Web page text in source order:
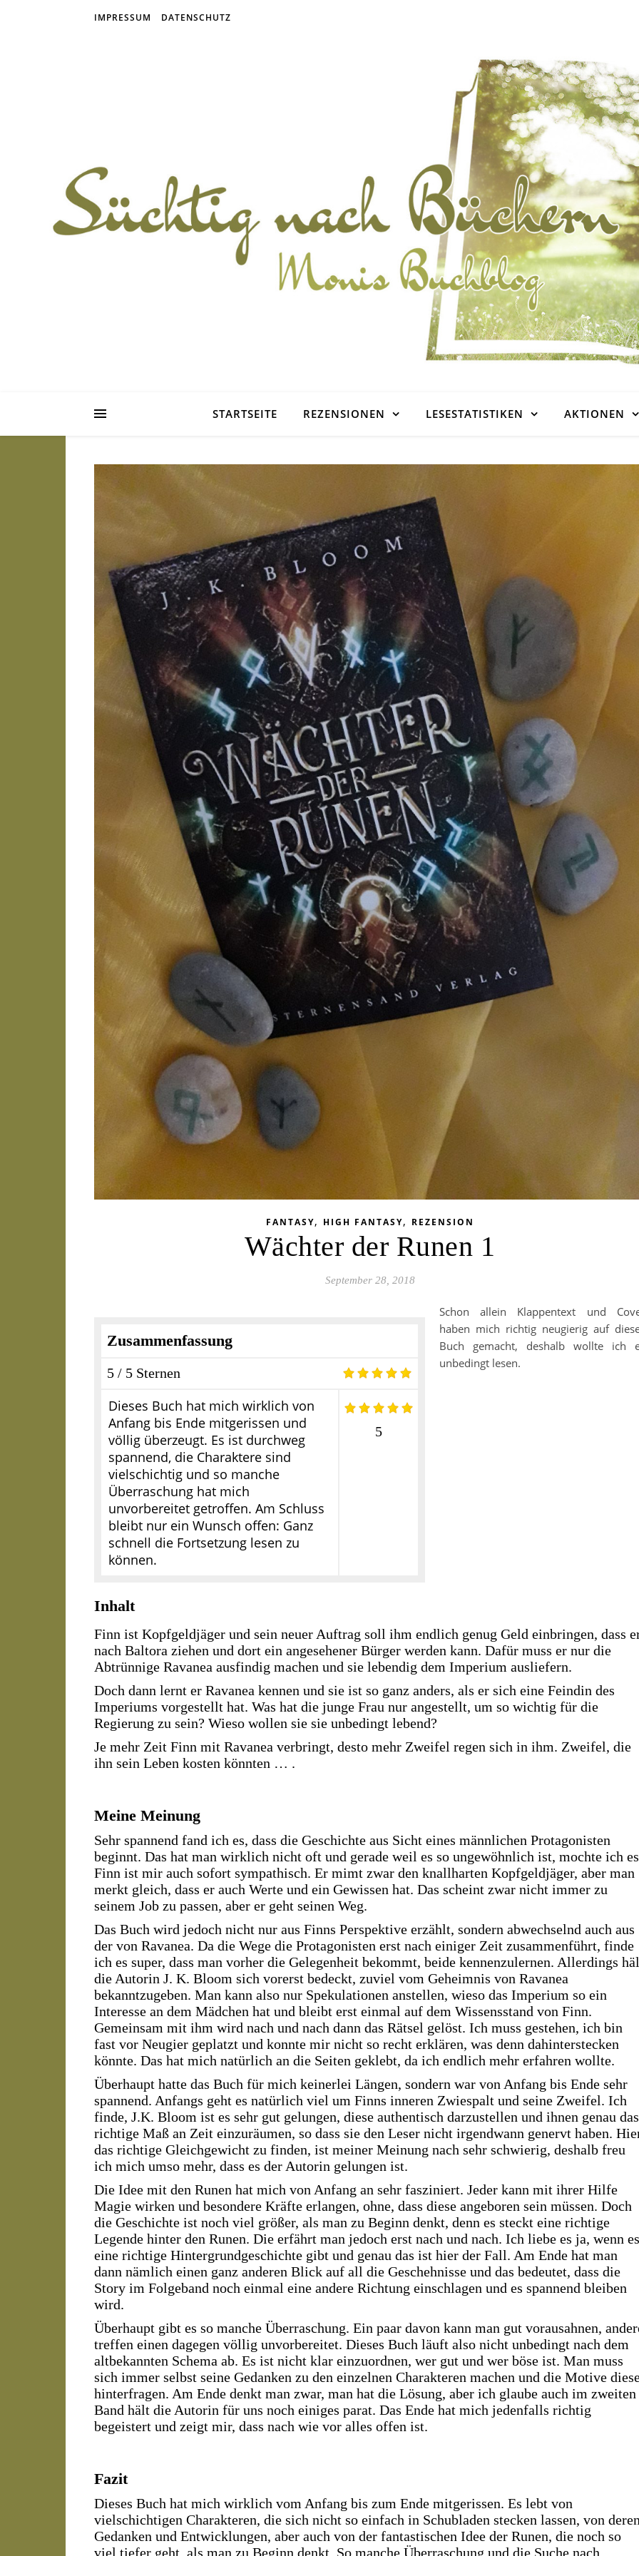
IMPRESSUM DATENSCHUTZ
STARTSEITE REZENSIONEN LESESTATISTIKEN AKTIONEN
FANTASY, HIGH FANTASY, REZENSION
Wächter der Runen 1
September 28, 2018
Zusammenfassung
5 / 5 Sternen
5
Dieses Buch hat mich wirklich von
Anfang bis Ende mitgerissen und
völlig überzeugt. Es ist durchweg
spannend, die Charaktere sind
vielschichtig und so manche
Überraschung hat mich
unvorbereitet getroffen. Am Schluss
bleibt nur ein Wunsch offen: Ganz
schnell die Fortsetzung lesen zu
können.
Schon allein Klappentext und
haben mich richtig neugierig auf
Buch gemacht, deshalb wollte ich
unbedingt lesen.
Inhalt
Finn ist Kopfgeldjäger und sein neuer Auftrag soll ihm endlich genug Geld einbringen, dass
nach Baltora ziehen und dort ein angesehener Bürger werden kann. Dafür muss er nur die
Abtrünnige Ravanea ausfindig machen und sie lebendig dem Imperium ausliefern.
Doch dann lernt er Ravanea kennen und sie ist so ganz anders, als er sich eine Feindin des
Imperiums vorgestellt hat. Was hat die junge Frau nur angestellt, um so wichtig für die
Regierung zu sein? Wieso wollen sie sie unbedingt lebend?
Je mehr Zeit Finn mit Ravanea verbringt, desto mehr Zweifel regen sich in ihm. Zweifel, die
ihn sein Leben kosten könnten … .
Meine Meinung
Sehr spannend fand ich es, dass die Geschichte aus Sicht eines männlichen Protagonisten
beginnt. Das hat man wirklich nicht oft und gerade weil es so ungewöhnlich ist, mochte ich
Finn ist mir auch sofort sympathisch. Er mimt zwar den knallharten Kopfgeldjäger, aber man
merkt gleich, dass er auch Werte und ein Gewissen hat. Das scheint zwar nicht immer zu
seinem Job zu passen, aber er geht seinen Weg.
Das Buch wird jedoch nicht nur aus Finns Perspektive erzählt, sondern abwechselnd auch aus
der von Ravanea. Da die Wege die Protagonisten erst nach einiger Zeit zusammenführt, finde
ich es super, dass man vorher die Gelegenheit bekommt, beide kennenzulernen. Allerdings
die Autorin J. K. Bloom sich vorerst bedeckt, zuviel vom Geheimnis von Ravanea
bekanntzugeben. Man kann also nur Spekulationen anstellen, wieso das Imperium so ein
Interesse an dem Mädchen hat und bleibt erst einmal auf dem Wissensstand von Finn.
Gemeinsam mit ihm wird nach und nach dann das Rätsel gelöst. Ich muss gestehen, ich bin
fast vor Neugier geplatzt und konnte mir nicht so recht erklären, was denn dahinterstecken
könnte. Das hat mich natürlich an die Seiten geklebt, da ich endlich mehr erfahren wollte.
Überhaupt hatte das Buch für mich keinerlei Längen, sondern war von Anfang bis Ende sehr
spannend. Anfangs geht es natürlich viel um Finns inneren Zwiespalt und seine Zweifel. Ich
finde, J.K. Bloom ist es sehr gut gelungen, diese authentisch darzustellen und ihnen genau das
richtige Maß an Zeit einzuräumen, so dass sie den Leser nicht irgendwann genervt haben.
das richtige Gleichgewicht zu finden, ist meiner Meinung nach sehr schwierig, deshalb freu
ich mich umso mehr, dass es der Autorin gelungen ist.
Die Idee mit den Runen hat mich von Anfang an sehr fasziniert. Jeder kann mit ihrer Hilfe
Magie wirken und besondere Kräfte erlangen, ohne, dass diese angeboren sein müssen. Doch
die Geschichte ist noch viel größer, als man zu Beginn denkt, denn es steckt eine richtige
Legende hinter den Runen. Die erfährt man jedoch erst nach und nach. Ich liebe es ja, wenn es
eine richtige Hintergrundgeschichte gibt und genau das ist hier der Fall. Am Ende hat man
dann nämlich einen ganz anderen Blick auf all die Geschehnisse und das bedeutet, dass die
Story im Folgeband noch einmal eine andere Richtung einschlagen und es spannend bleiben
wird.
Überhaupt gibt es so manche Überraschung. Ein paar davon kann man gut vorausahnen,
treffen einen dagegen völlig unvorbereitet. Dieses Buch läuft also nicht unbedingt nach dem
altbekannten Schema ab. Es ist nicht klar einzuordnen, wer gut und wer böse ist. Man muss
sich immer selbst seine Gedanken zu den einzelnen Charakteren machen und die Motive
hinterfragen. Am Ende denkt man zwar, man hat die Lösung, aber ich glaube auch im zweiten
Band hält die Autorin für uns noch einiges parat. Das Ende hat mich jedenfalls richtig
begeistert und zeigt mir, dass nach wie vor alles offen ist.
Fazit
Dieses Buch hat mich wirklich vom Anfang bis zum Ende mitgerissen. Es lebt von
vielschichtigen Charakteren, die sich nicht so einfach in Schubladen stecken lassen, von
Gedanken und Entwicklungen, aber auch von der fantastischen Idee der Runen, die noch so
viel tiefer geht, als man zu Beginn denkt. So manche Überraschung und die Suche nach